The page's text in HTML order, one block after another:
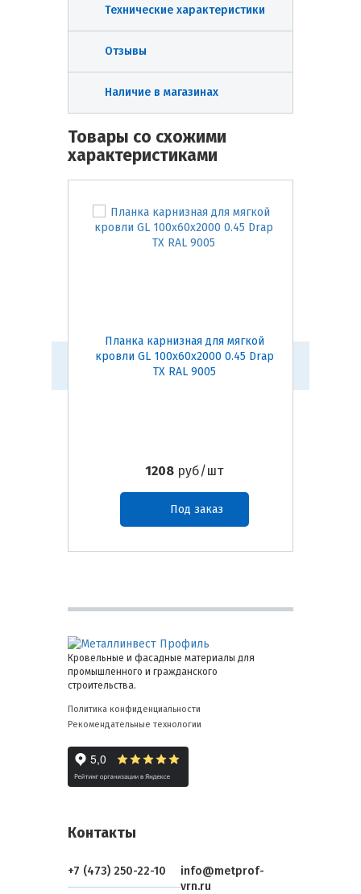
Технические характеристики
Отзывы
Наличие в магазинах
Товары со схожими
характеристиками
Планка карнизная для мягкой
кровли GL 100х60х2000 0.45 Drap
TX RAL 9005
1208 руб/шт
Под заказ
Кровельные и фасадные материалы для
промышленного и гражданского
строительства.
Политика конфиденциальности
Рекомендательные технологии
Контакты
+7 (473) 250-22-10
info@metprof-
vrn.ru